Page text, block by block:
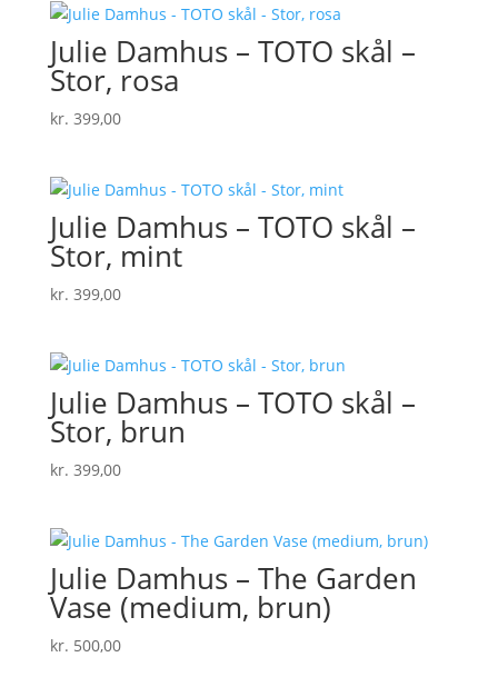
Julie Damhus – TOTO skål –
Stor, rosa
kr. 399,00
Julie Damhus – TOTO skål –
Stor, mint
kr. 399,00
Julie Damhus – TOTO skål –
Stor, brun
kr. 399,00
Julie Damhus – The Garden
Vase (medium, brun)
kr. 500,00